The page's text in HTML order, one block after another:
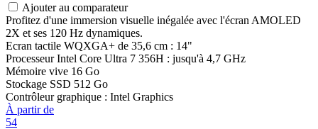
Ajouter au comparateur
Profitez d'une immersion visuelle inégalée avec l'écran AMOLED
2X et ses 120 Hz dynamiques.
Ecran tactile WQXGA+ de 35,6 cm : 14"
Processeur Intel Core Ultra 7 356H : jusqu'à 4,7 GHz
Mémoire vive 16 Go
Stockage SSD 512 Go
Contrôleur graphique : Intel Graphics
À partir de
54